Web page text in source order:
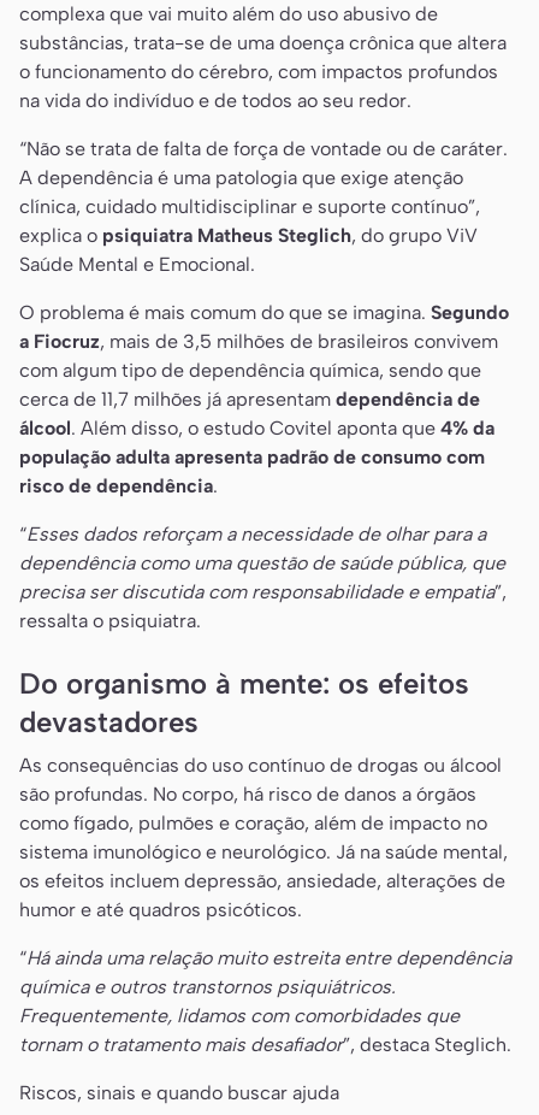
complexa que vai muito além do uso abusivo de
substâncias, trata-se de uma doença crônica que altera
o funcionamento do cérebro, com impactos profundos
na vida do indivíduo e de todos ao seu redor.
“Não se trata de falta de força de vontade ou de caráter.
A dependência é uma patologia que exige atenção
clínica, cuidado multidisciplinar e suporte contínuo”,
explica o psiquiatra Matheus Steglich, do grupo ViV
Saúde Mental e Emocional.
O problema é mais comum do que se imagina. Segundo
a Fiocruz, mais de 3,5 milhões de brasileiros convivem
com algum tipo de dependência química, sendo que
cerca de 11,7 milhões já apresentam dependência de
álcool. Além disso, o estudo Covitel aponta que 4% da
população adulta apresenta padrão de consumo com
risco de dependência.
“Esses dados reforçam a necessidade de olhar para a
dependência como uma questão de saúde pública, que
precisa ser discutida com responsabilidade e empatia”,
ressalta o psiquiatra.
Do organismo à mente: os efeitos
devastadores
As consequências do uso contínuo de drogas ou álcool
são profundas. No corpo, há risco de danos a órgãos
como fígado, pulmões e coração, além de impacto no
sistema imunológico e neurológico. Já na saúde mental,
os efeitos incluem depressão, ansiedade, alterações de
humor e até quadros psicóticos.
“Há ainda uma relação muito estreita entre dependência
química e outros transtornos psiquiátricos.
Frequentemente, lidamos com comorbidades que
tornam o tratamento mais desafiador”, destaca Steglich.
Riscos, sinais e quando buscar ajuda